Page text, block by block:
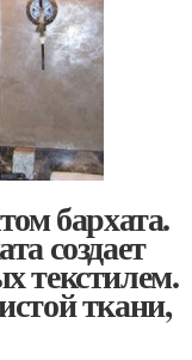
бархата.
создает
текстилем.
ткани,